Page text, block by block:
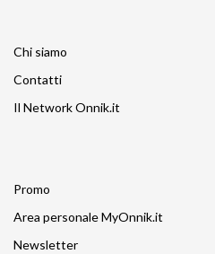
Chi siamo
Contatti
Il Network Onnik.it
Promo
Area personale MyOnnik.it
Newsletter